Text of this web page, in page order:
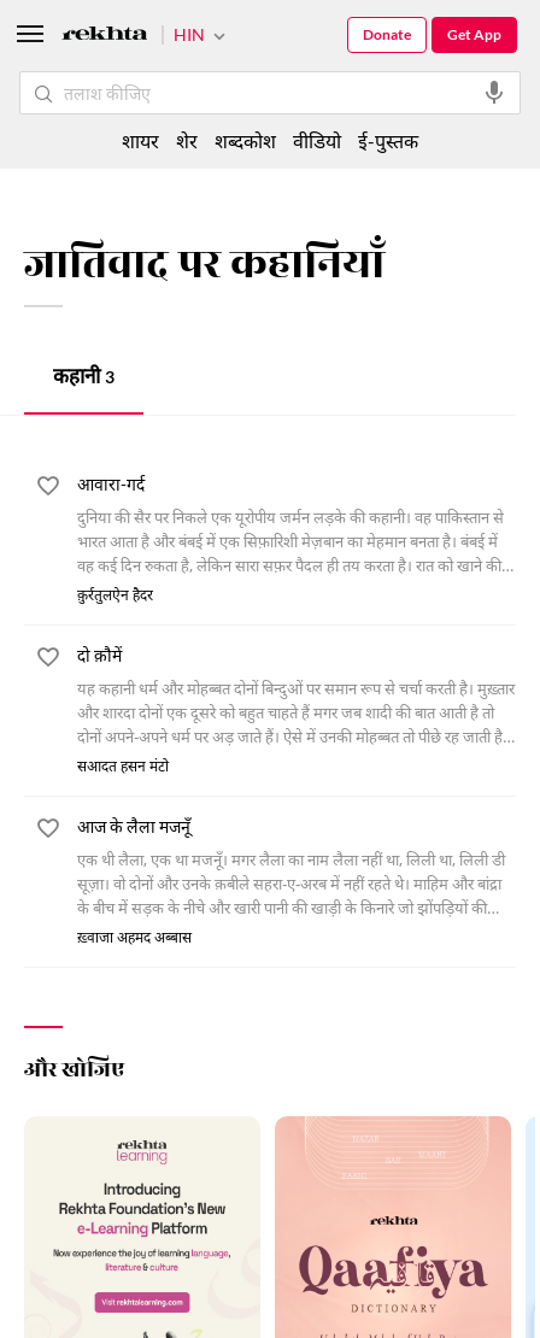
जातिवाद पर कहानियाँ
कहानी 3
आवारा-गर्द
दुनिया की सैर पर निकले एक यूरोपीय जर्मन लड़के की कहानी। वह पाकिस्तान से
भारत आता है और बंबई में एक सिफ़ारिशी मेज़बान का मेहमान बनता है। बंबई में
वह कई दिन रुकता है, लेकिन सारा सफ़र पैदल ही तय करता है। रात को खाने की
मेज़ पर अपनी मेज़बान से वह यूरोप, जर्मन, द्वितीय विश्व युद्ध, नाज़ी और अपने
और खु़द डूबकर मर जाता है। लंका से होता हुआ है वह सैलानी लड़का वियतनाम
जाता है। वियतनाम में जंग जारी है और जंग की एक गोली उस नौजवान यूरोपीय
आवारागर्द को भी लील जाती है।
क़ुर्रतुलऐन हैदर
दो क़ौमें
यह कहानी धर्म और मोहब्बत दोनों बिन्दुओं पर समान रूप से चर्चा करती है। मुख़्तार
और शारदा दोनों एक दूसरे को बहुत चाहते हैं मगर जब शादी की बात आती है तो
दोनों अपने-अपने धर्म पर अड़ जाते हैं। ऐसे में उनकी मोहब्बत तो पीछे रह जाती है
और धर्म उन दोनों पर हावी हो जाता है। दोनों अपने-अपने रास्ते वापस चले जाते हैं।
सआदत हसन मंटो
आज के लैला मजनूँ
एक थी लैला, एक था मजनूँ। मगर लैला का नाम लैला नहीं था, लिली था, लिली डी
सूज़ा। वो दोनों और उनके क़बीले सहरा-ए-अरब में नहीं रहते थे। माहिम और बांद्रा
के बीच में सड़क के नीचे और खारी पानी की खाड़ी के किनारे जो झोंपड़ियों की
बस्ती है वहाँ रहते थे। मगर सहरा-ए-अरब
ख़्वाजा अहमद अब्बास
और खोजिए
HIN Get App
Donate
शायर शेर शब्दकोश वीडियो ई-पुस्तक